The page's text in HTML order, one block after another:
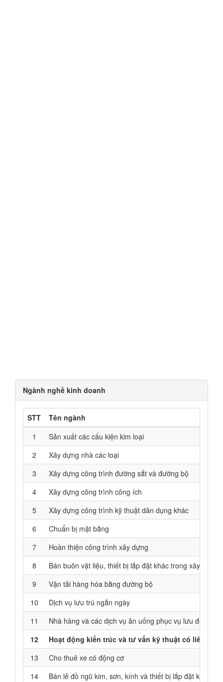
Ngành nghề kinh doanh
STT
Tên ngành
1
Sản xuất các cấu kiện kim loại
2
Xây dựng nhà các loại
3
Xây dựng công trình đường sắt và đường bộ
4
Xây dựng công trình công ích
5
Xây dựng công trình kỹ thuật dân dụng khác
6
Chuẩn bị mặt bằng
7
Hoàn thiện công trình xây dựng
8
Bán buôn vật liệu, thiết bị lắp đặt khác trong xây dựng
9
Vận tải hàng hóa bằng đường bộ
10
Dịch vụ lưu trú ngắn ngày
11
Nhà hàng và các dịch vụ ăn uống phục vụ lưu động
12
Hoạt động kiến trúc và tư vấn kỹ thuật có liên
13
Cho thuê xe có động cơ
14
Bán lẻ đồ ngũ kim, sơn, kính và thiết bị lắp đặt khác